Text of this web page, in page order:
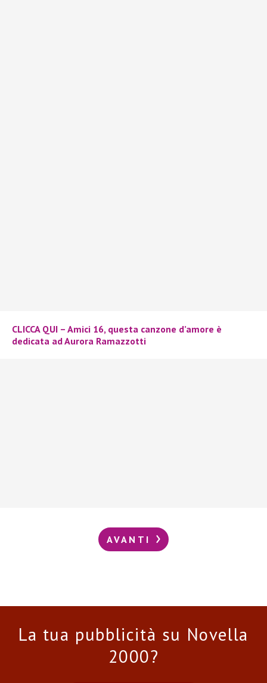
CLICCA QUI – Amici 16, questa canzone d’amore è
dedicata ad Aurora Ramazzotti
AVANTI
La tua pubblicità su Novella
2000?